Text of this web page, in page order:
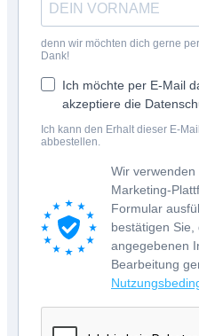
denn wir möchten dich gerne
Dank!
Ich möchte per E-Mail
akzeptiere die
Ich kann den Erhalt dieser E-
abbestellen.
Wir
Marketing-
Formular
bestätigen
angegebenen
Bearbeitung